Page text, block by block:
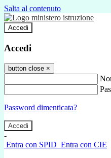
Salta al contenuto
Accedi
Accedi
button close ×
Password dimenticata?
-
Entra con SPID Entra con CIE